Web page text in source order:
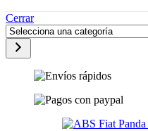
Cerrar
Selecciona
una
categoría